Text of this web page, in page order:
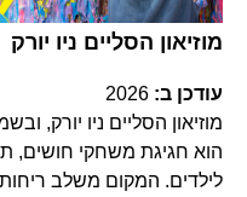
מוזיאון הסליים ניו יורק
עודכן ב: 2026
הוא חגיגת משחקי חושים,
לילדים. המקום משלב